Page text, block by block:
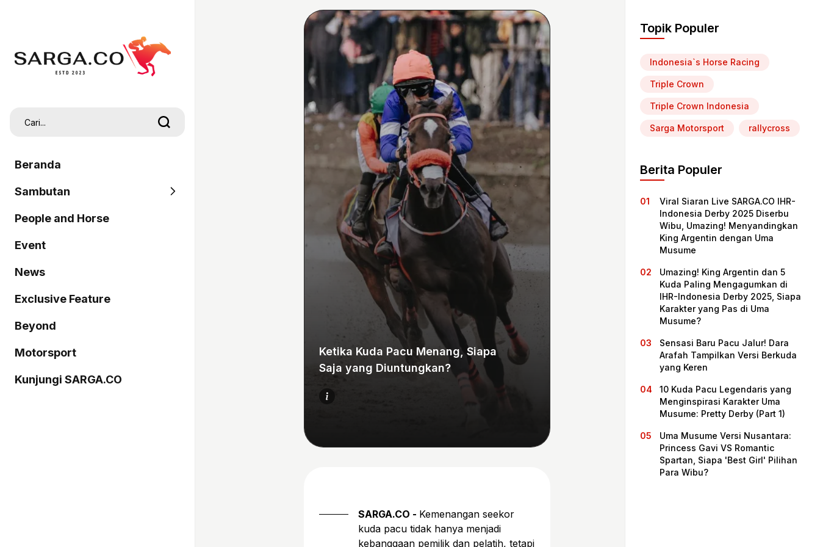
Beranda
Sambutan
SARGA
Pordasi
People and Horse
Event
News
Exclusive Feature
Beyond
Motorsport
Kunjungi SARGA.CO
Ketika Kuda Pacu Menang, Siapa
Saja yang Diuntungkan?
SARGA.CO - Kemenangan seekor
kuda pacu tidak hanya menjadi
kebanggaan pemilik dan pelatih, tetapi
Topik Populer
Indonesia`s Horse Racing
Triple Crown
Triple Crown Indonesia
Sarga Motorsport rallycross
Berita Populer
Viral Siaran Live SARGA.CO IHR-
Indonesia Derby 2025 Diserbu
Wibu, Umazing! Menyandingkan
King Argentin dengan Uma
Musume
Umazing! King Argentin dan 5
Kuda Paling Mengagumkan di
IHR-Indonesia Derby 2025, Siapa
Karakter yang Pas di Uma
Musume?
Sensasi Baru Pacu Jalur! Dara
Arafah Tampilkan Versi Berkuda
yang Keren
10 Kuda Pacu Legendaris yang
Menginspirasi Karakter Uma
Musume: Pretty Derby (Part 1)
Uma Musume Versi Nusantara:
Princess Gavi VS Romantic
Spartan, Siapa 'Best Girl' Pilihan
Para Wibu?